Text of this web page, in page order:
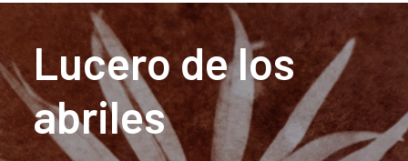
Centro Cultural de
Lucero de los
abriles